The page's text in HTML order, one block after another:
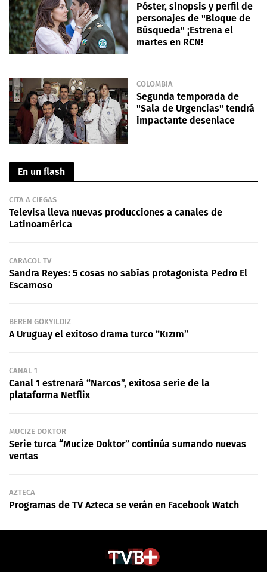
Póster, sinopsis y perfil de
personajes de "Bloque de
Búsqueda" ¡Estrena el
martes en RCN!
COLOMBIA
Segunda temporada de
"Sala de Urgencias" tendrá
impactante desenlace
En un flash
CITA A CIEGAS
Televisa lleva nuevas producciones a canales de
Latinoamérica
CARACOL TV
Sandra Reyes: 5 cosas no sabías protagonista Pedro El
Escamoso
BEREN GÖKYILDIZ
A Uruguay el exitoso drama turco “Kızım”
CANAL 1
Canal 1 estrenará “Narcos”, exitosa serie de la
plataforma Netflix
MUCIZE DOKTOR
Serie turca “Mucize Doktor” continúa sumando nuevas
ventas
AZTECA
Programas de TV Azteca se verán en Facebook Watch